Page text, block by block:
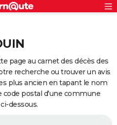
page au carnet des décès des
recherche ou trouver un avis
plus ancien en tapant le nom
code postal d'une commune
dessous.